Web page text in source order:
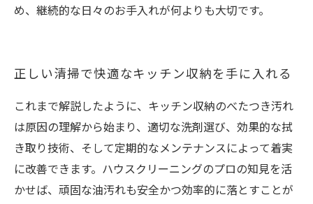
め、継続的な日々のお手入れが何よりも大切です。
正しい清掃で快適なキッチン収納を手に入れる
これまで解説したように、キッチン収納のべたつき汚れ
は原因の理解から始まり、適切な洗剤選び、効果的な拭
き取り技術、そして定期的なメンテナンスによって着実
に改善できます。ハウスクリーニングのプロの知見を活
かせば、頑固な油汚れも安全かつ効率的に落とすことが